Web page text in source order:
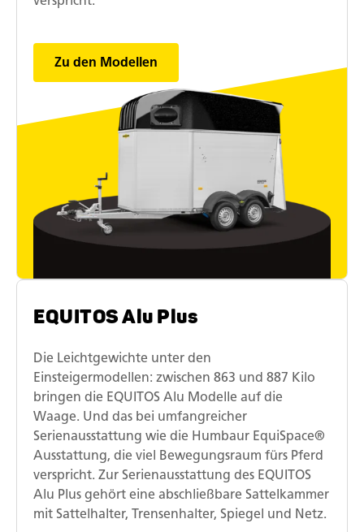
Zu den Modellen
EQUITOS Alu Plus
Die Leichtgewichte unter den
Einsteigermodellen: zwischen 863 und 887 Kilo
bringen die EQUITOS Alu Modelle auf die
Waage. Und das bei umfangreicher
Serienausstattung wie die Humbaur EquiSpace®
Ausstattung, die viel Bewegungsraum fürs Pferd
verspricht. Zur Serienausstattung des EQUITOS
Alu Plus gehört eine abschließbare Sattelkammer
mit Sattelhalter, Trensenhalter, Spiegel und Netz.